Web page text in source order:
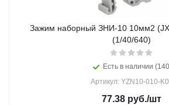
Зажим наборный ЗНИ-10 10мм2
(1/40/640)
Есть в наличии
Артикул: YZN10-010-
77.38 руб./шт